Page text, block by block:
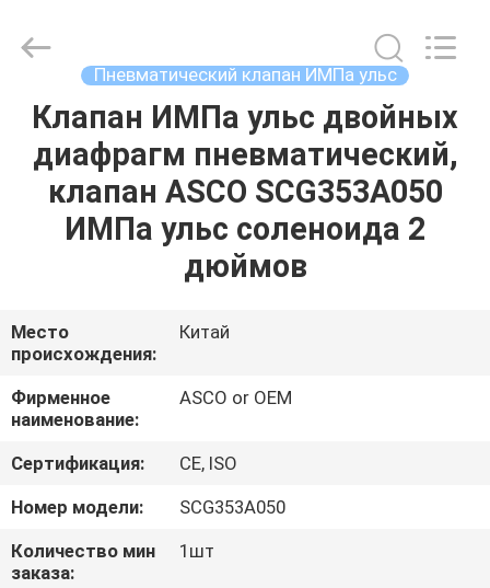
ДОМОЙ
ПРОДУКТЫ
ЭКСКУРСИЯ
ПО
ЗАВОДУ
КОНТРОЛЬ
КАЧЕСТВА
Reserved.
Пневматический клапан ИМПа ульс
Клапан ИМПа ульс двойных
диафрагм пневматический,
клапан ASCO SCG353A050
ИМПа ульс соленоида 2
дюймов
Место
происхождения:
Китай
Фирменное
наименование:
ASCO or OEM
Сертификация:
CE, ISO
Номер модели:
SCG353A050
Количество мин
заказа:
1шт